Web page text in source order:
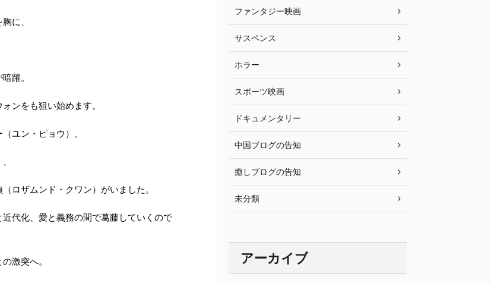
に、
躍。
ンをも狙い始めます。
ユン・ピョウ）、
ロザムンド・クワン）がいました。
代化、愛と義務の間で葛藤していくので
激突へ。
ファンタジー映画
サスペンス
ホラー
スポーツ映画
ドキュメンタリー
中国ブログの告知
癒しブログの告知
未分類
アーカイブ